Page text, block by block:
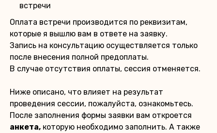
встречи
Оплата встречи производится по реквизитам,
которые я вышлю вам в ответе на заявку.
Запись на консультацию осуществляется только
после внесения полной предоплаты.
В случае отсутствия оплаты, сессия отменяется.
Ниже описано, что влияет на результат
проведения сессии, пожалуйста, ознакомьтесь.
После заполнения формы заявки вам откроется
анкета, которую необходимо заполнить. А также